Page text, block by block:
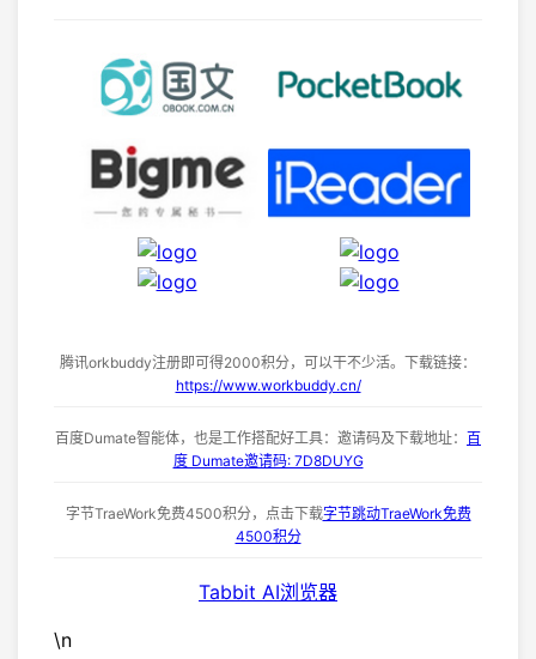
腾讯orkbuddy注册即可得2000积分，可以干不少活。下载链接：
https://www.workbuddy.cn/
百度Dumate智能体，也是工作搭配好工具：邀请码及下载地址： 百
度 Dumate邀请码: 7D8DUYG
字节TraeWork免费4500积分，点击下载字节跳动TraeWork免费
4500积分
Tabbit AI浏览器
\n